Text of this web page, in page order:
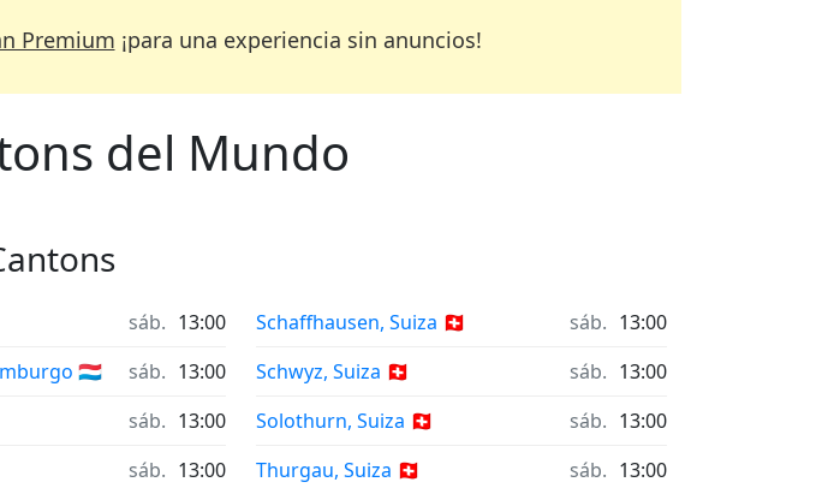
Premium ¡para una experiencia sin anuncios!
del Mundo
sáb. 13:00
🇱🇺
sáb. 13:00
sáb. 13:00
sáb. 13:00
Schaffhausen, Suiza 🇨🇭 sáb. 13:00
Schwyz, Suiza 🇨🇭
sáb. 13:00
Solothurn, Suiza 🇨🇭
sáb. 13:00
Thurgau, Suiza 🇨🇭
sáb. 13:00